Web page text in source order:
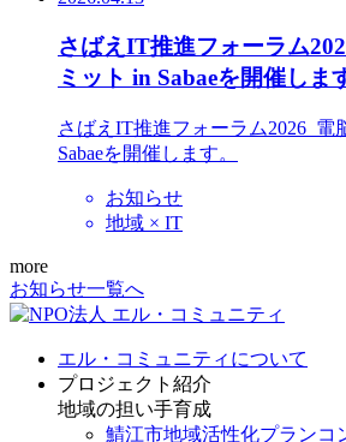
さばえIT推進フォーラム
ミット in Sabaeを開催しま
さばえIT推進フォーラム2026_電
Sabaeを開催します。
お知らせ
地域 × IT
more
お知らせ一覧へ
エル・コミュニティについて
プロジェクト紹介
地域の担い手育成
鯖江市地域活性化プランコ